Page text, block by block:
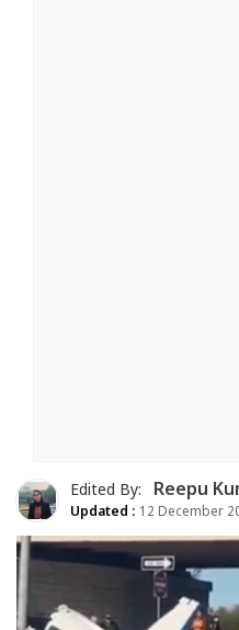
Edited By: Reepu
Updated : 12 December